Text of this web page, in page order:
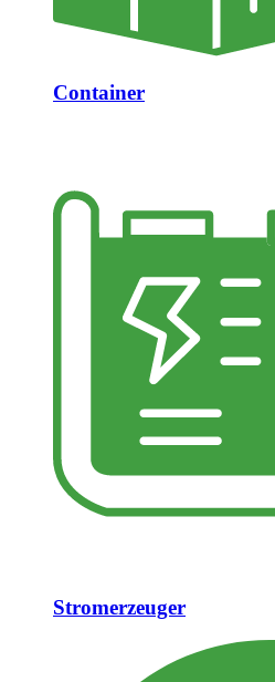
Container
Stromerzeuger